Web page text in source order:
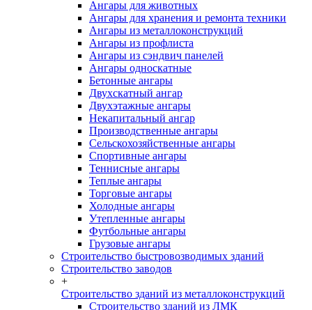
Ангары для животных
Ангары для хранения и ремонта техники
Ангары из металлоконструкций
Ангары из профлиста
Ангары из сэндвич панелей
Ангары односкатные
Бетонные ангары
Двухскатный ангар
Двухэтажные ангары
Некапитальный ангар
Производственные ангары
Сельскохозяйственные ангары
Спортивные ангары
Теннисные ангары
Теплые ангары
Торговые ангары
Холодные ангары
Утепленные ангары
Футбольные ангары
Грузовые ангары
Строительство быстровозводимых зданий
Строительство заводов
+
Строительство зданий из металлоконструкций
Строительство зданий из ЛМК